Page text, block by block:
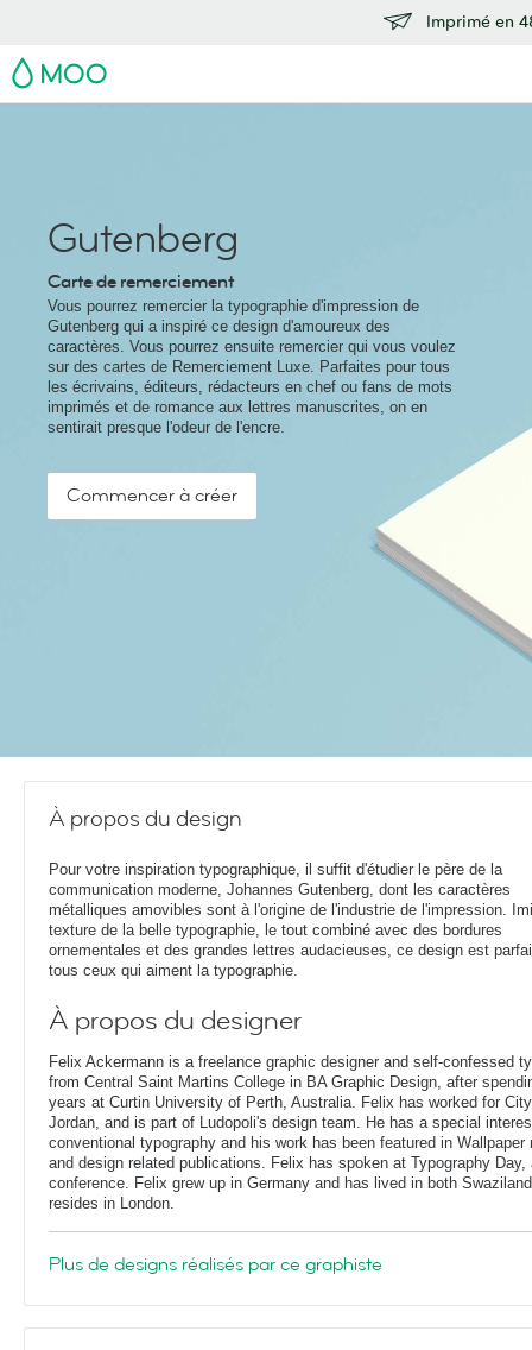
Imprimé en
MOO
Gutenberg
Carte de remerciement
Vous pourrez remercier la typographie d'impression de
Gutenberg qui a inspiré ce design d'amoureux des
caractères. Vous pourrez ensuite remercier qui vous voulez
sur des cartes de Remerciement Luxe. Parfaites pour tous
les écrivains, éditeurs, rédacteurs en chef ou fans de mots
imprimés et de romance aux lettres manuscrites, on en
sentirait presque l'odeur de l'encre.
Commencer à créer
À propos du design
Pour votre inspiration typographique, il suffit d'étudier le père de la
communication moderne, Johannes Gutenberg, dont les caractères
métalliques amovibles sont à l'origine de l'industrie de l'impression.
texture de la belle typographie, le tout combiné avec des bordures
ornementales et des grandes lettres audacieuses, ce design est
tous ceux qui aiment la typographie.
À propos du designer
Felix Ackermann is a freelance graphic designer and self-confessed
from Central Saint Martins College in BA Graphic Design, after
years at Curtin University of Perth, Australia. Felix has worked for
Jordan, and is part of Ludopoli's design team. He has a special
conventional typography and his work has been featured in
and design related publications. Felix has spoken at Typography
conference. Felix grew up in Germany and has lived in both
resides in London.
Plus de designs réalisés par ce graphiste